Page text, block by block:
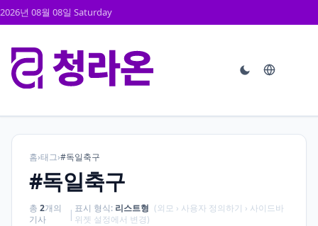
2026년 08월 08일 Saturday
홈›태그›#독일축구
#독일축구
총 2개의
기사
| 표시 형식: 리스트형 (외모 › 사용자 정의하기 › 사이드바
위젯 설정에서 변경)